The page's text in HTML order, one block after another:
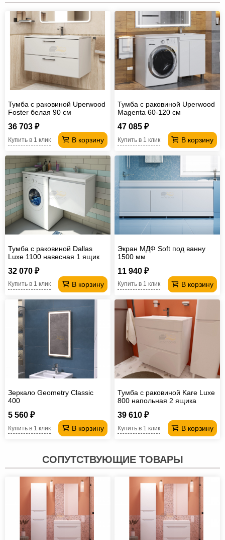
Тумба с раковиной Uperwood
Foster белая 90 см
36 703 ₽
В корзину
Купить в 1 клик
Тумба с раковиной Uperwood
Magenta 60-120 см
правая
47 085 ₽
В корзину
Купить в 1 клик
Тумба с раковиной Dallas
Luxe 1100 навесная 1 ящик
32 070 ₽
В корзину
Купить в 1 клик
Экран МДФ Soft под ванну
1500 мм
11 940 ₽
В корзину
Купить в 1 клик
Зеркало Geometry Classic
400
5 560 ₽
В корзину
Купить в 1 клик
Тумба с раковиной Kare Luxe
800 напольная 2 ящика
39 610 ₽
В корзину
Купить в 1 клик
СОПУТСТВУЮЩИЕ ТОВАРЫ